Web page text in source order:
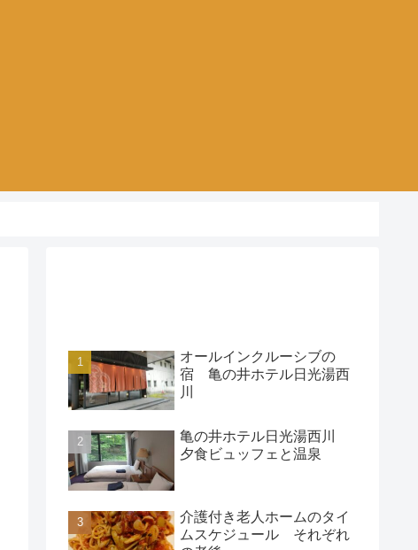
オールインクルーシブの
宿 亀の井ホテル日光湯西
川
亀の井ホテル日光湯西川
夕食ビュッフェと温泉
介護付き老人ホームのタイ
ムスケジュール それぞれ